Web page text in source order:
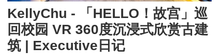
KellyChu - 「HELLO！故宫」巡
回校园 VR 360度沉浸式欣赏古建
筑 | Executive日记